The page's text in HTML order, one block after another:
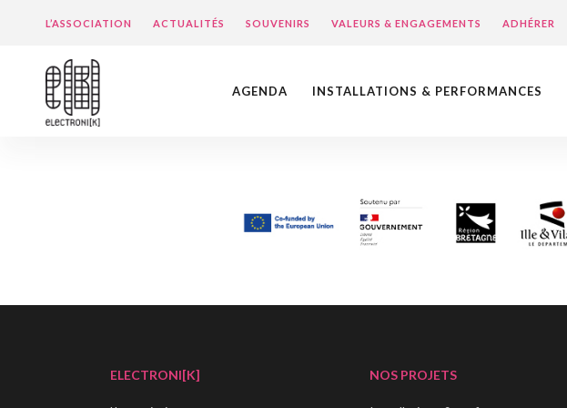
L’ASSOCIATION ACTUALITÉS SOUVENIRS VALEURS & ENGAGEMENTS ADHÉRER
AGENDA INSTALLATIONS & PERFORMANCES
ELECTRONI[K] NOS PROJETS